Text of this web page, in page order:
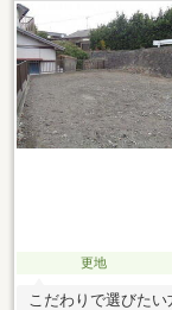
（エイチ・マリー
更地
こだわりで選びた